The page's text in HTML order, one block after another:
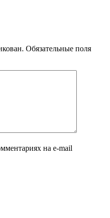
Обязательные поля
на e-mail